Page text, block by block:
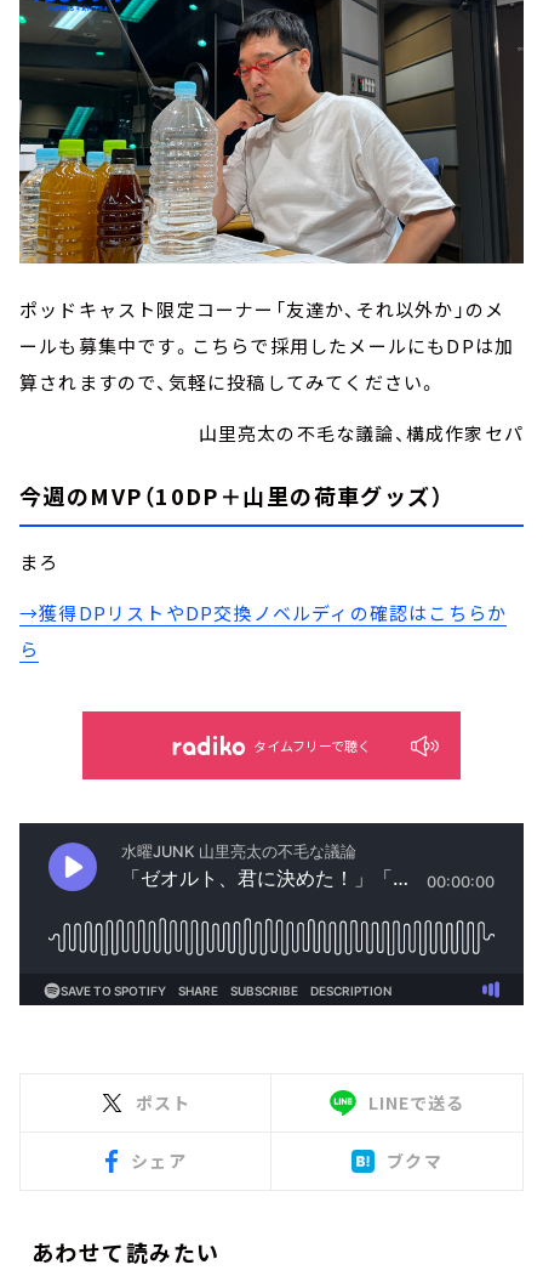
ポッドキャスト限定コーナー「友達か、それ以外か」のメ
ールも募集中です。こちらで採用したメールにもDPは加
算されますので、気軽に投稿してみてください。
山里亮太の不毛な議論、構成作家セパ
今週のMVP（10DP＋山里の荷車グッズ）
まろ
→獲得DPリストやDP交換ノベルディの確認はこちらか
ら
タイムフリーで聴く
ポスト LINEで送る
シェア ブクマ
あわせて読みたい